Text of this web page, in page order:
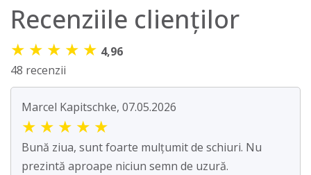
Recenziile clienților
★ ★ ★ ★ ★ 4,96
48 recenzii
Marcel Kapitschke, 07.05.2026
★ ★ ★ ★ ★
Bună ziua, sunt foarte mulțumit de schiuri. Nu
prezintă aproape niciun semn de uzură.